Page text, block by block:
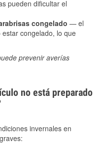
pueden dificultar el
congelado — el
congelado, lo que
prevenir averías
no está preparado
invernales en